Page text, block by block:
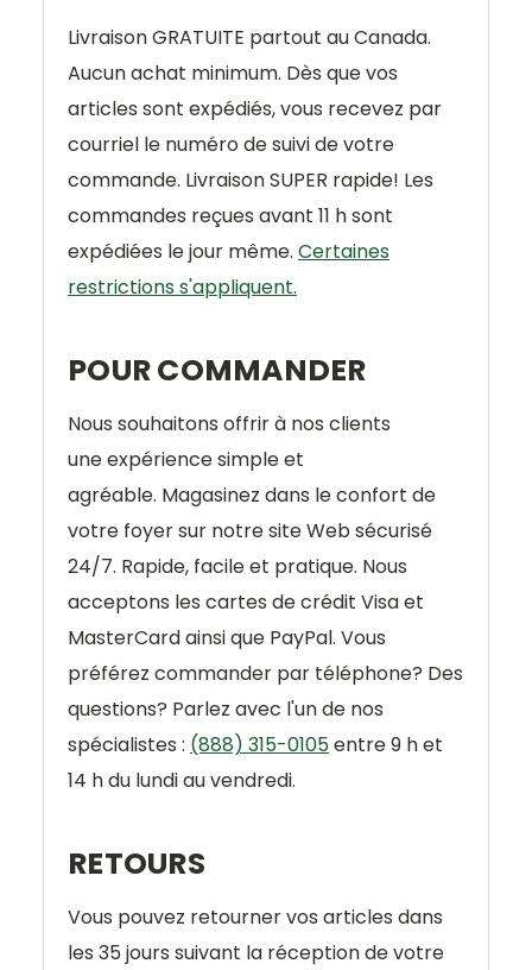
Livraison GRATUITE partout au Canada.
Aucun achat minimum. Dès que vos
articles sont expédiés, vous recevez par
courriel le numéro de suivi de votre
commande. Livraison SUPER rapide! Les
commandes reçues avant 11 h sont
expédiées le jour même. Certaines
restrictions s'appliquent.
POUR COMMANDER
Nous souhaitons offrir à nos clients
uneexpérience simple et
agréable. Magasinez dans le confort de
votre foyer sur notre site Web sécurisé
24/7. Rapide, facile et pratique. Nous
acceptons les cartes de crédit Visa et
MasterCard ainsi que PayPal. Vous
préférez commander par téléphone? Des
questions? Parlez avec l'un de nos
spécialistes : (888) 315-0105entre 9 h et
14 h du lundi au vendredi.
RETOURS
Vous pouvez retourner vos articles dans
les 35 jours suivant la réception de votre